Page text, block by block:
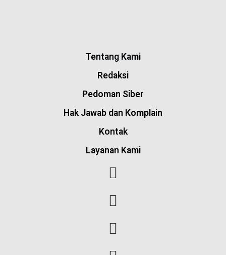
Tentang Kami
Redaksi
Pedoman Siber
Hak Jawab dan Komplain
Kontak
Layanan Kami